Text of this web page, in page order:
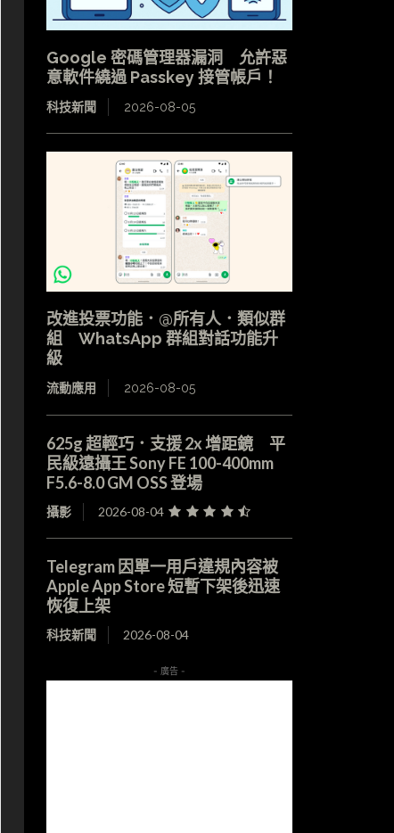
Google 密碼管理器漏洞 允許惡
意軟件繞過 Passkey 接管帳戶！
科技新聞 2026-08-05
改進投票功能．@所有人．類似群
組 WhatsApp 群組對話功能升
級
流動應用 2026-08-05
625g 超輕巧．支援 2x 增距鏡 平
民級遠攝王 Sony FE 100-400mm
F5.6-8.0 GM OSS 登場
攝影 2026-08-04
Telegram 因單一用戶違規內容被
Apple App Store 短暫下架後迅速
恢復上架
科技新聞 2026-08-04
- 廣告 -